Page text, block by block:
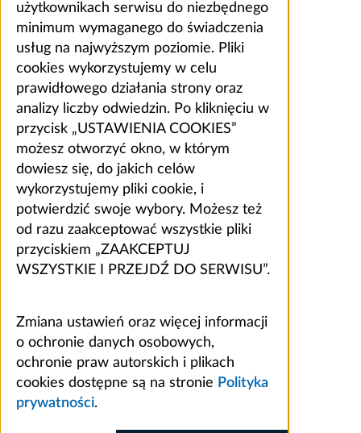
użytkownikach serwisu do niezbędnego
minimum wymaganego do świadczenia
usług na najwyższym poziomie. Pliki
cookies wykorzystujemy w celu
prawidłowego działania strony oraz
analizy liczby odwiedzin. Po kliknięciu w
przycisk „USTAWIENIA COOKIES”
możesz otworzyć okno, w którym
dowiesz się, do jakich celów
wykorzystujemy pliki cookie, i
potwierdzić swoje wybory. Możesz też
od razu zaakceptować wszystkie pliki
przyciskiem „ZAAKCEPTUJ
WSZYSTKIE I PRZEJDŹ DO SERWISU”.
Zmiana ustawień oraz więcej informacji
o ochronie danych osobowych,
ochronie praw autorskich i plikach
cookies dostępne są na stronie Polityka
prywatności.